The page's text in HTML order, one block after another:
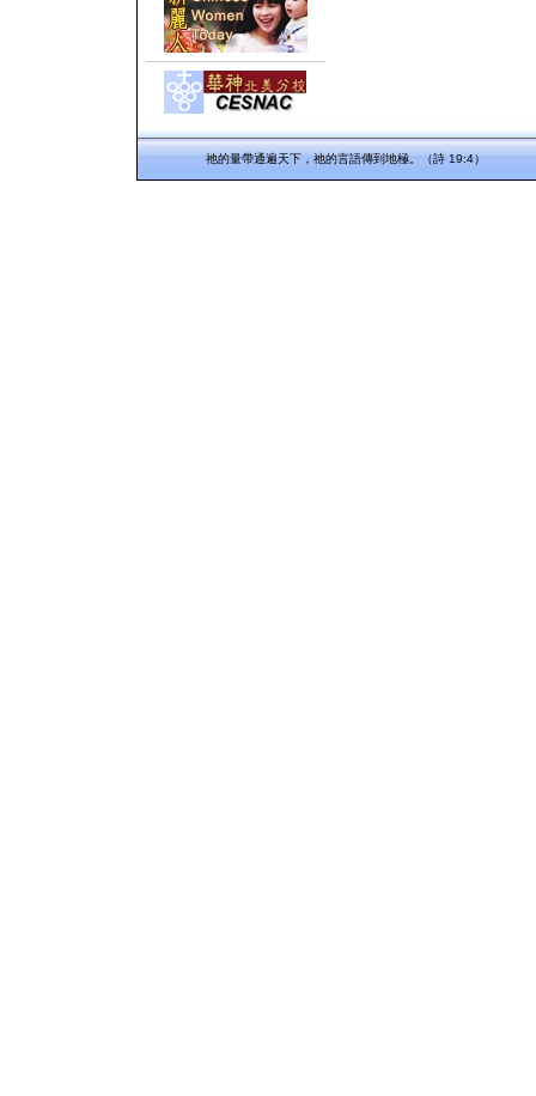
祂的量帶通遍天下，祂的言語傳到地極。（詩 19:4）